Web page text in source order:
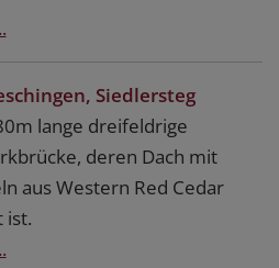
Siedlersteg
lange dreifeldrige
deren Dach mit
aus Western Red Cedar
ist.